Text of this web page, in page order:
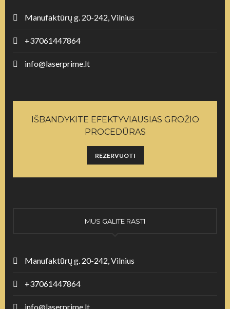
Manufaktūrų g. 20-242, Vilnius
+37061447864
info@laserprime.lt
IŠBANDYKITE EFEKTYVIAUSIAS GROŽIO
PROCEDŪRAS
REZERVUOTI
MUS GALITE RASTI
Manufaktūrų g. 20-242, Vilnius
+37061447864
info@laserprime.lt